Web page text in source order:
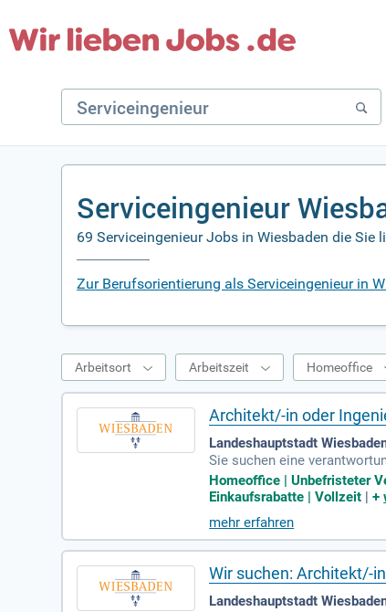
Serviceingenieur
69 Serviceingenieur Jobs in Wiesbaden die Sie
Zur Berufsorientierung als Serviceingenieur in
Arbeitsort Arbeitszeit Homeoffice
Architekt/-in oder
Landeshauptstadt
Sie suchen eine
hen Sie in direktem Kontakt
ung Lösungen zu finden.
kunft im Bauwesen aktiv mit!
Homeoffice | Unbefristeter
Einkaufsrabatte | Vollzeit |+
mehr erfahren
Wir suchen: Architekt/-
Landeshauptstadt